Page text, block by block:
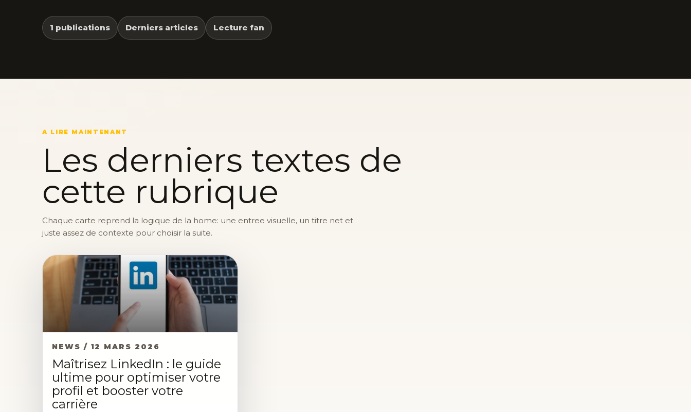
1 publications Derniers articles Lecture fan
A LIRE MAINTENANT
Les derniers textes de
cette rubrique
Chaque carte reprend la logique de la home: une entree visuelle, un titre net et
juste assez de contexte pour choisir la suite.
NEWS / 12 MARS 2026
Maîtrisez LinkedIn : le guide
ultime pour optimiser votre
profil et booster votre
carrière